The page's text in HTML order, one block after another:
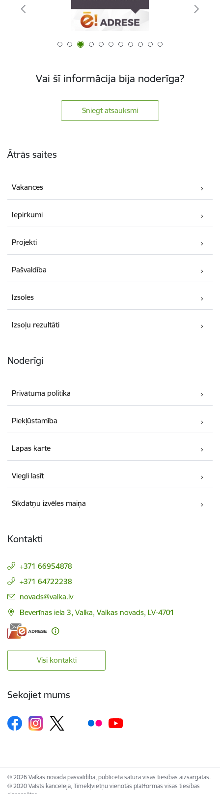
Vai šī informācija bija noderīga?
Sniegt atsauksmi
Ātrās saites
Vakances
Iepirkumi
Projekti
Pašvaldība
Izsoles
Izsoļu rezultāti
Noderīgi
Privātuma politika
Piekļūstamība
Lapas karte
Viegli lasīt
Sīkdatņu izvēles maiņa
Kontakti
+371 66954878
+371 64722238
E-pasts:
novads@valka.lv
Beverīnas iela 3, Valka, Valkas novads, LV-4701
Visi kontakti
Sekojiet mums
© 2026 Valkas novada pašvaldība, publicētā satura visas tiesības aizsargātas.
© 2020 Valsts kanceleja, Tīmekļvietņu vienotās platformas visas tiesības